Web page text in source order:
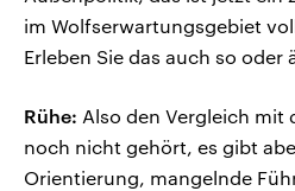
im Wolfserwartungsgebiet
Erleben Sie das auch so oder
Rühe: Also den Vergleich mit
noch nicht gehört, es gibt
Orientierung, mangelnde